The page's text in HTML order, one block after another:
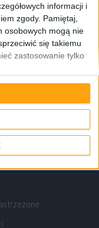
informacji i
zgody. Pamiętaj,
osobowych mogą nie
się takiemu
zastosowanie tylko
4.3